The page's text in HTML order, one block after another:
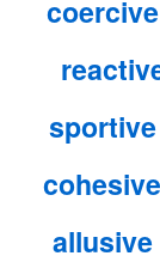
coercive
sportive
cohesive
allusive